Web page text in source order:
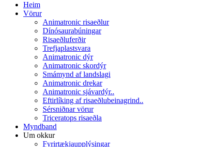
Heim
Vörur
Animatronic risaeðlur
Dínósaurabúningar
Risaeðluferðir
Trefjaplastsvara
Animatronic dýr
Animatronic skordýr
Smámynd af landslagi
Animatronic drekar
Animatronic sjávardýr..
Eftirlíking af risaeðlubeinagrind..
Sérsniðnar vörur
Triceratops risaeðla
Myndband
Um okkur
Fyrirtækjaupplýsingar